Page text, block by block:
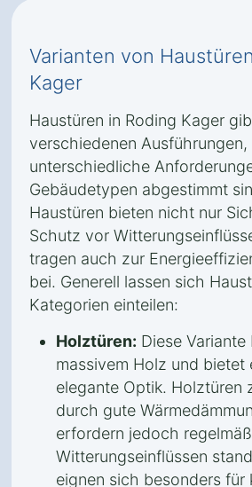
Varianten von
Kager
Haustüren in Roding Kager
verschiedenen Ausführungen,
unterschiedliche
Gebäudetypen abgestimmt
Haustüren bieten nicht nur
Schutz vor
tragen auch zur
bei. Generell lassen sich
Kategorien einteilen:
Holztüren: Diese
massivem Holz und bietet
elegante Optik. Holztüren
durch gute
erfordern jedoch
Witterungseinflüssen
eignen sich besonders für